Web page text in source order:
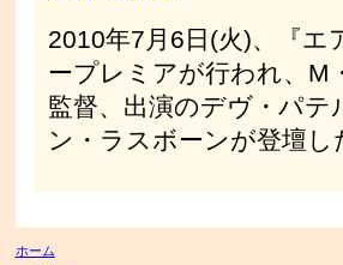
2010年7月6日(火)、『エ
ープレミアが行われ、M
監督、出演のデヴ・パ
ン・ラスボーンが登壇し
ホーム